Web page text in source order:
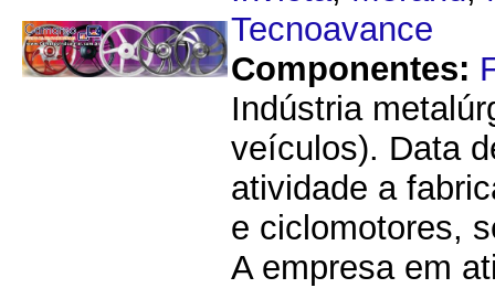
Tecnoavance
Componentes:
Indústria
veículos). Data
atividade a
e ciclomotores,
A empresa em